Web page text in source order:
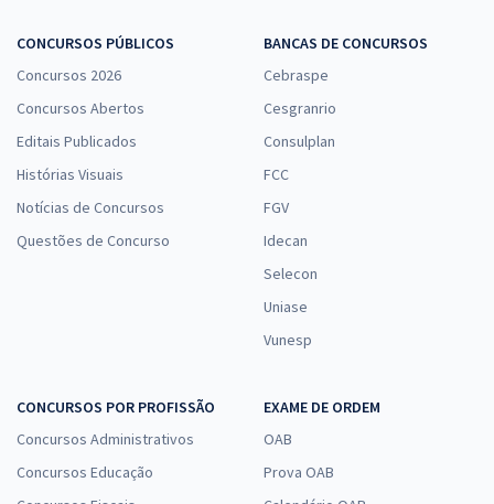
CONCURSOS PÚBLICOS
Concursos 2026
Concursos Abertos
Editais Publicados
Histórias Visuais
Notícias de Concursos
Questões de Concurso
BANCAS DE CONCURSOS
Cebraspe
Cesgranrio
Consulplan
FCC
FGV
Idecan
Selecon
Uniase
Vunesp
CONCURSOS POR PROFISSÃO
Concursos Administrativos
Concursos Educação
EXAME DE ORDEM
OAB
Prova OAB